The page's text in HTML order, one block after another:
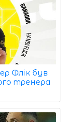
Флік був
тренера